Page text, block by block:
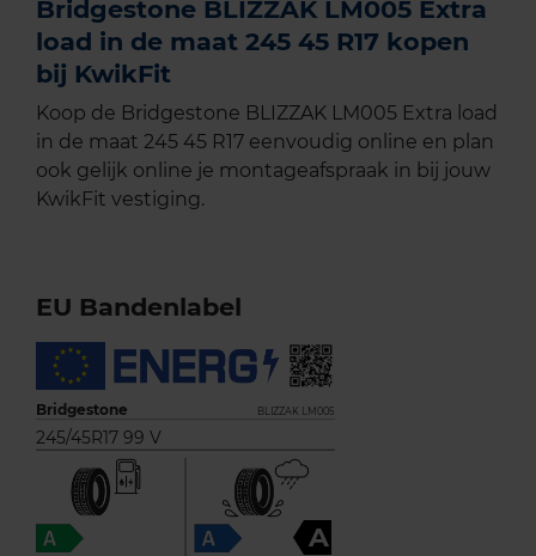
Bridgestone BLIZZAK LM005 Extra
load in de maat 245 45 R17 kopen
bij KwikFit
Koop de Bridgestone BLIZZAK LM005 Extra load
in de maat 245 45 R17 eenvoudig online en plan
ook gelijk online je montageafspraak in bij jouw
KwikFit vestiging.
EU Bandenlabel
Bridgestone BLIZZAK LM005
245/45R17 99 V
A